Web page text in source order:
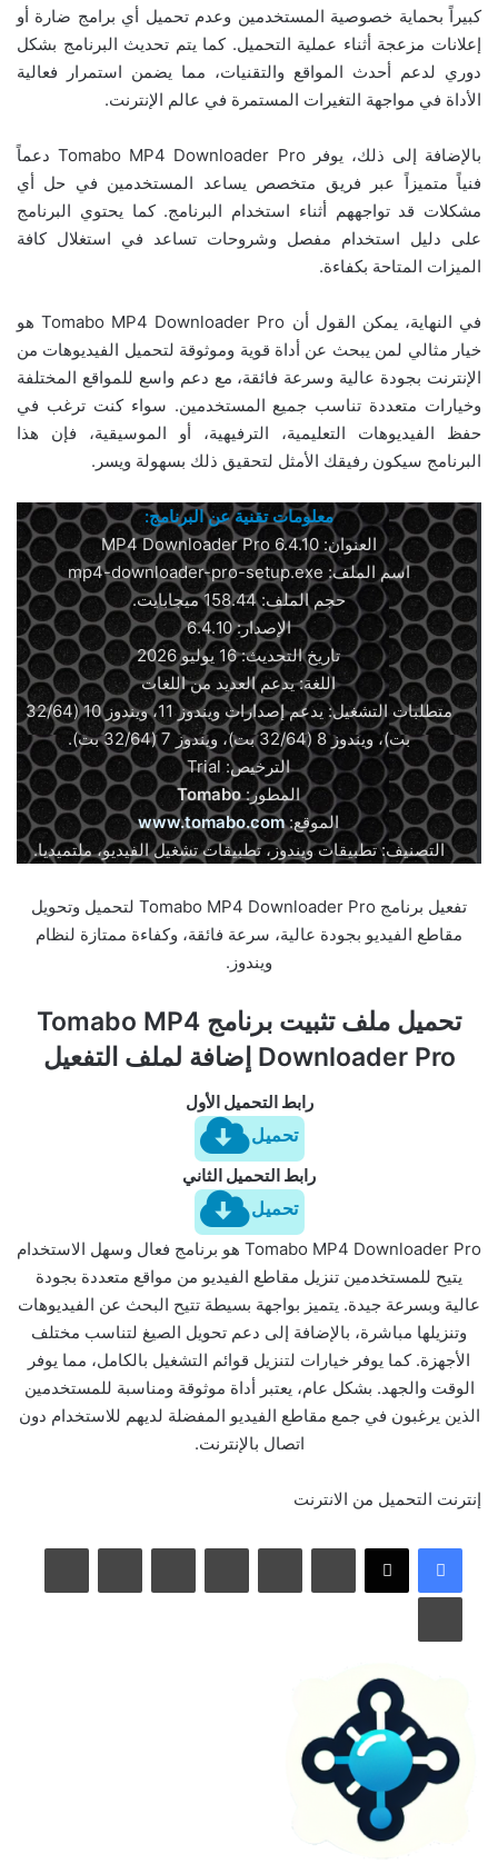
كبيراً بحماية خصوصية المستخدمين وعدم تحميل أي برامج ضارة أو
إعلانات مزعجة أثناء عملية التحميل. كما يتم تحديث البرنامج بشكل
دوري لدعم أحدث المواقع والتقنيات، مما يضمن استمرار فعالية
الأداة في مواجهة التغيرات المستمرة في عالم الإنترنت.
بالإضافة إلى ذلك، يوفر Tomabo MP4 Downloader Pro دعماً
فنياً متميزاً عبر فريق متخصص يساعد المستخدمين في حل أي
مشكلات قد تواجههم أثناء استخدام البرنامج. كما يحتوي البرنامج
على دليل استخدام مفصل وشروحات تساعد في استغلال كافة
الميزات المتاحة بكفاءة.
في النهاية، يمكن القول أن Tomabo MP4 Downloader Pro هو
خيار مثالي لمن يبحث عن أداة قوية وموثوقة لتحميل الفيديوهات من
الإنترنت بجودة عالية وسرعة فائقة، مع دعم واسع للمواقع المختلفة
وخيارات متعددة تناسب جميع المستخدمين. سواء كنت ترغب في
حفظ الفيديوهات التعليمية، الترفيهية، أو الموسيقية، فإن هذا
البرنامج سيكون رفيقك الأمثل لتحقيق ذلك بسهولة ويسر.
معلومات تقنية عن البرنامج:
العنوان: MP4 Downloader Pro 6.4.10
اسم الملف: mp4-downloader-pro-setup.exe
حجم الملف: 158.44 ميجابايت.
الإصدار: 6.4.10
تاريخ التحديث: 16 يوليو 2026
اللغة: يدعم العديد من اللغات
متطلبات التشغيل: يدعم إصدارات ويندوز 11، ويندوز 10 (32/64
بت)، ويندوز 8 (32/64 بت)، ويندوز 7 (32/64 بت).
الترخيص: Trial
المطور:Tomabo
الموقع:www.tomabo.com
التصنيف: تطبيقات ويندوز، تطبيقات تشغيل الفيديو، ملتميديا.
تفعيل برنامج Tomabo MP4 Downloader Pro لتحميل وتحويل
مقاطع الفيديو بجودة عالية، سرعة فائقة، وكفاءة ممتازة لنظام
ويندوز.
تحميل ملف تثبيت برنامج Tomabo MP4
Downloader Pro إضافة لملف التفعيل
رابط التحميل الأول
تحميل
رابط التحميل الثاني
تحميل
Tomabo MP4 Downloader Pro هو برنامج فعال وسهل الاستخدام
يتيح للمستخدمين تنزيل مقاطع الفيديو من مواقع متعددة بجودة
عالية وبسرعة جيدة. يتميز بواجهة بسيطة تتيح البحث عن الفيديوهات
وتنزيلها مباشرة، بالإضافة إلى دعم تحويل الصيغ لتناسب مختلف
الأجهزة. كما يوفر خيارات لتنزيل قوائم التشغيل بالكامل، مما يوفر
الوقت والجهد. بشكل عام، يعتبر أداة موثوقة ومناسبة للمستخدمين
الذين يرغبون في جمع مقاطع الفيديو المفضلة لديهم للاستخدام دون
اتصال بالإنترنت.
إنترنت التحميل من الانترنت
لينكدإن بينتيريست مشاركة عبر البريد
طباعة